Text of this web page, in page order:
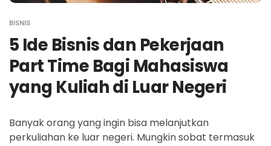
BISNIS
5 Ide Bisnis dan Pekerjaan
Part Time Bagi Mahasiswa
yang Kuliah di Luar Negeri
Banyak orang yang ingin bisa melanjutkan
perkuliahan ke luar negeri. Mungkin sobat termasuk